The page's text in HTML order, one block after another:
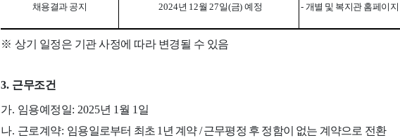
채용결과 공지 2024년 12월 27일(금) 예정 - 개별 및 복지관 홈페이
※ 상기 일정은 기관 사정에 따라 변경될 수 있음
3. 근무조건
가. 임용예정일: 2025년 1 월 1 일
나. 근로계약: 임용일 로부터 최초 1 년 계약/근무평정 후 정함이 없는 계약으로 전환